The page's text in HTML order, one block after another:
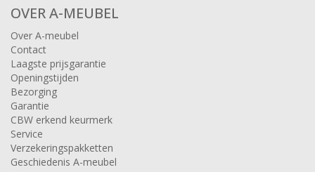
OVER A-MEUBEL
Over A-meubel
Contact
Laagste prijsgarantie
Openingstijden
Bezorging
Garantie
CBW erkend keurmerk
Service
Verzekeringspakketten
Geschiedenis A-meubel